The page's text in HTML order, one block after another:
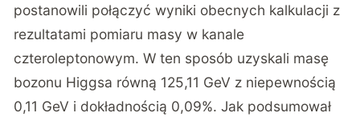
postanowili połączyć wyniki obecnych kalkulacji z
rezultatami pomiaru masy w kanale
czteroleptonowym. W ten sposób uzyskali masę
bozonu Higgsa równą 125,11 GeV z niepewnością
0,11 GeV i dokładnością 0,09%. Jak podsumował